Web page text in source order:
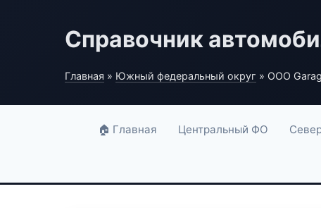
Справочник
Главная » Южный федеральный округ » ООО
🏠 Главная Центральный ФО